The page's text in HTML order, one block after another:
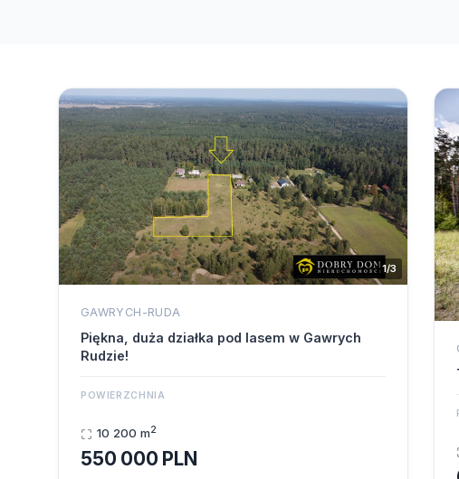
1/3
GAWRYCH-RUDA
Piękna, duża działka pod lasem w Gawrych
Rudzie!
POWIERZCHNIA
10 200 m2
550 000 PLN